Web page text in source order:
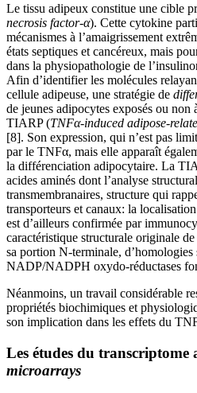
Le tissu adipeux constitue une cible
necrosis factor-α). Cette cytokine
mécanismes à l’amaigrissement
états septiques et cancéreux, mais
dans la physiopathologie de
Afin d’identifier les molécules
cellule adipeuse, une stratégie de
de jeunes adipocytes exposés ou
TIARP (TNFα-induced adipose-
[8]. Son expression, qui n’est pas
par le TNFα, mais elle apparaît
la différenciation adipocytaire. La
acides aminés dont l’analyse
transmembranaires, structure qui
transporteurs et canaux: la
est d’ailleurs confirmée par
caractéristique structurale originale
sa portion N-terminale,
NADP/NADPH oxydo-réductases
Néanmoins, un travail considérable
propriétés biochimiques et
son implication dans les effets du
Les études du
microarrays